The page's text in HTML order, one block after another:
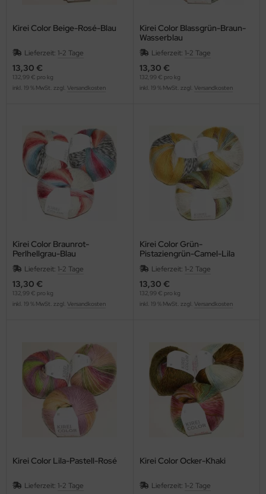
Kirei Color Beige-Rosé-Blau
Lieferzeit: 1-2 Tage
13,30 €
132,99 € pro kg
inkl. 19 % MwSt. zzgl. Versandkosten
Kirei Color Blassgrün-Braun-
Wasserblau
Lieferzeit: 1-2 Tage
13,30 €
132,99 € pro kg
inkl. 19 % MwSt. zzgl. Versandkosten
Kirei Color Braunrot-
Perlhellgrau-Blau
Lieferzeit: 1-2 Tage
13,30 €
132,99 € pro kg
inkl. 19 % MwSt. zzgl. Versandkosten
Kirei Color Grün-
Pistaziengrün-Camel-Lila
Lieferzeit: 1-2 Tage
13,30 €
132,99 € pro kg
inkl. 19 % MwSt. zzgl. Versandkosten
Kirei Color Lila-Pastell-Rosé
Lieferzeit: 1-2 Tage
Kirei Color Ocker-Khaki
Lieferzeit: 1-2 Tage